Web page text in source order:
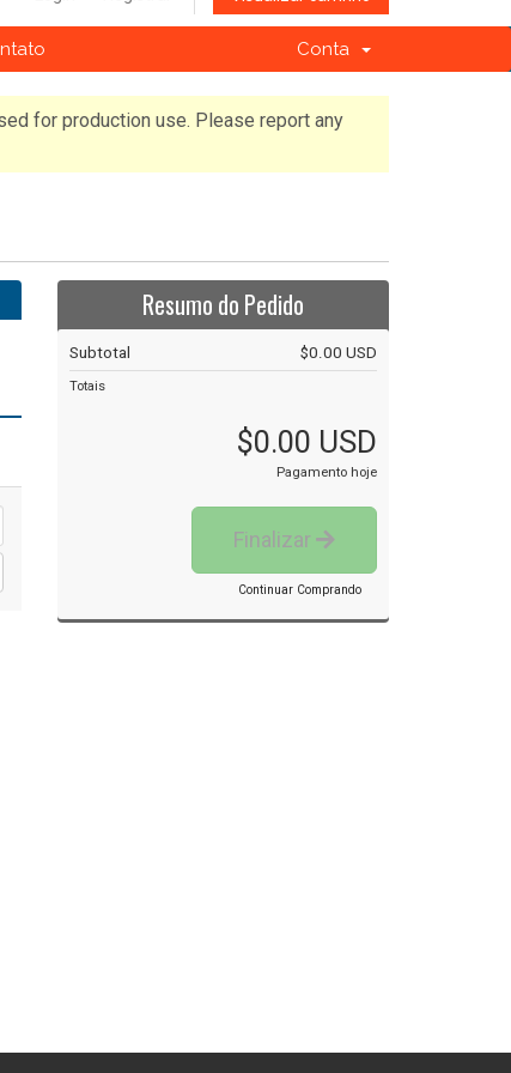
Conta
for production use. Please report any
Resumo do Pedido
Subtotal $0.00 USD
Totais
$0.00 USD
Pagamento hoje
Finalizar
Continuar Comprando